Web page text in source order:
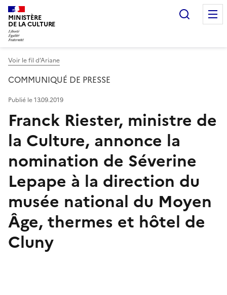
MINISTÈRE
DE LA CULTURE
Voir le fil d’Ariane
COMMUNIQUÉ DE PRESSE
Franck Riester, ministre de
la Culture, annonce la
nomination de Séverine
Lepape à la direction du
musée national du Moyen
Âge, thermes et hôtel de
Cluny
Publié le 13.09.2019